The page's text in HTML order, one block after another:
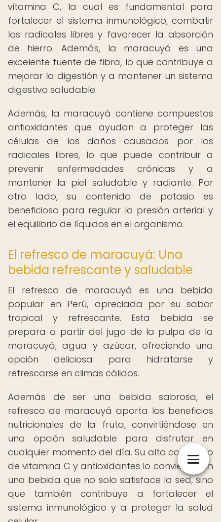
vitamina C, la cual es fundamental para
fortalecer el sistema inmunológico, combatir
los radicales libres y favorecer la absorción
de hierro. Además, la maracuyá es una
excelente fuente de fibra, lo que contribuye a
mejorar la digestión y a mantener un sistema
digestivo saludable.
Además, la maracuyá contiene compuestos
antioxidantes que ayudan a proteger las
células de los daños causados por los
radicales libres, lo que puede contribuir a
prevenir enfermedades crónicas y a
mantener la piel saludable y radiante. Por
otro lado, su contenido de potasio es
beneficioso para regular la presión arterial y
el equilibrio de líquidos en el organismo.
El refresco de maracuyá: Una
bebida refrescante y saludable
El refresco de maracuyá es una bebida
popular en Perú, apreciada por su sabor
tropical y refrescante. Esta bebida se
prepara a partir del jugo de la pulpa de la
maracuyá, agua y azúcar, ofreciendo una
opción deliciosa para hidratarse y
refrescarse en climas cálidos.
Además de ser una bebida sabrosa, el
refresco de maracuyá aporta los beneficios
nutricionales de la fruta, convirtiéndose en
una opción saludable para disfrutar en
cualquier momento del día. Su alto contenido
de vitamina C y antioxidantes lo convierten en
una bebida que no solo satisface la sed, sino
que también contribuye a fortalecer el
sistema inmunológico y a proteger la salud